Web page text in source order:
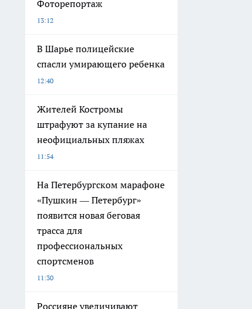
Фоторепортаж
13:12
В Шарье полицейские
спасли умирающего ребенка
12:40
Жителей Костромы
штрафуют за купание на
неофициальных пляжах
11:54
На Петербургском марафоне
«Пушкин — Петербург»
появится новая беговая
трасса для
профессиональных
спортсменов
11:30
Россияне увеличивают